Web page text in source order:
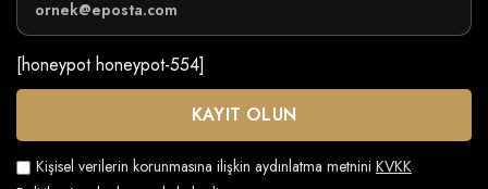
[honeypot honeypot-554]
Kişisel verilerin korunmasına ilişkin aydınlatma metnini KVKK